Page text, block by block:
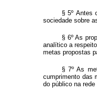
§ 5º Antes
sociedade sobre
§ 6º As
analítico a
metas propostas
§ 7º As
cumprimento das
do público na